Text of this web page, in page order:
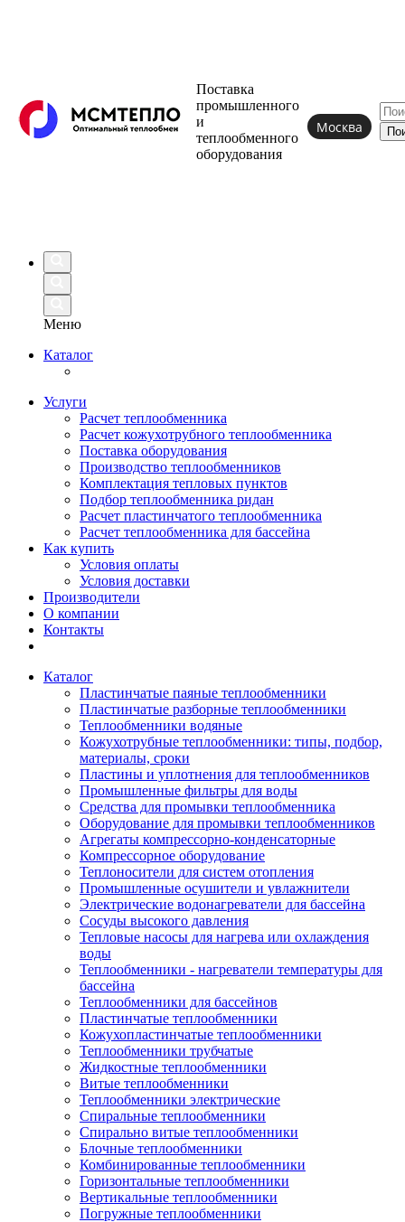
Поставка
промышленного
и
теплообменного
оборудования
Москва
Меню
Каталог
Услуги
Расчет теплообменника
Расчет кожухотрубного теплообменника
Поставка оборудования
Производство теплообменников
Комплектация тепловых пунктов
Подбор теплообменника ридан
Расчет пластинчатого теплообменника
Расчет теплообменника для бассейна
Как купить
Условия оплаты
Условия доставки
Производители
О компании
Контакты
Каталог
Пластинчатые паяные теплообменники
Пластинчатые разборные теплообменники
Теплообменники водяные
Кожухотрубные теплообменники: типы, подбор,
материалы, сроки
Пластины и уплотнения для теплообменников
Промышленные фильтры для воды
Средства для промывки теплообменника
Оборудование для промывки теплообменников
Агрегаты компрессорно-конденсаторные
Компрессорное оборудование
Теплоносители для систем отопления
Промышленные осушители и увлажнители
Электрические водонагреватели для бассейна
Сосуды высокого давления
Тепловые насосы для нагрева или охлаждения
воды
Теплообменники - нагреватели температуры для
бассейна
Теплообменники для бассейнов
Пластинчатые теплообменники
Кожухопластинчатые теплообменники
Теплообменники трубчатые
Жидкостные теплообменники
Витые теплообменники
Теплообменники электрические
Спиральные теплообменники
Спирально витые теплообменники
Блочные теплообменники
Комбинированные теплообменники
Горизонтальные теплообменники
Вертикальные теплообменники
Погружные теплообменники